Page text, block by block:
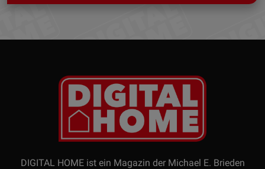
DIGITAL HOME ist ein Magazin der Michael E. Brieden